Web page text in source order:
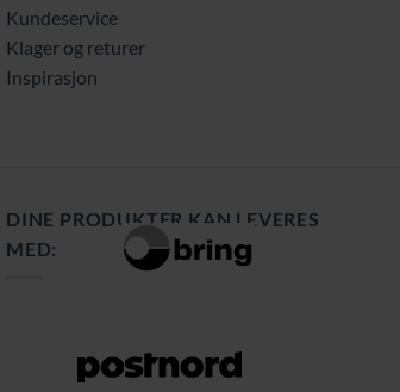
Kundeservice
Klager og returer
Inspirasjon
DINE PRODUKTER KAN LEVERES
MED: